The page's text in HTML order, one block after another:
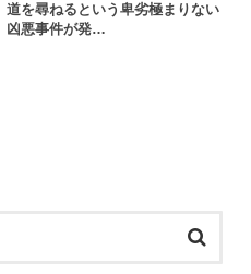
道を尋ねるという卑劣極まりない
凶悪事件が発…